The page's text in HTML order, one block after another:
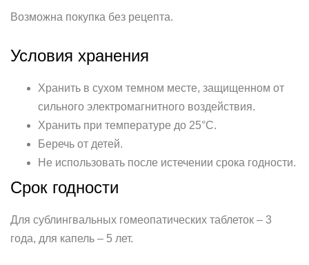
Возможна покупка без рецепта.
Условия хранения
Хранить в сухом темном месте, защищенном от
сильного электромагнитного воздействия.
Хранить при температуре до 25°С.
Беречь от детей.
Не использовать после истечении срока годности.
Срок годности
Для сублингвальных гомеопатических таблеток – 3
года, для капель – 5 лет.